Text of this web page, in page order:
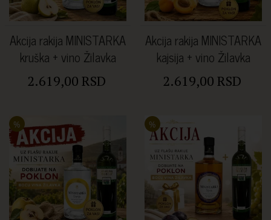
Akcija rakija MINISTARKA
kruška + vino Žilavka
2.619,00 RSD
Akcija rakija MINISTARKA
kajsija + vino Žilavka
2.619,00 RSD
% %